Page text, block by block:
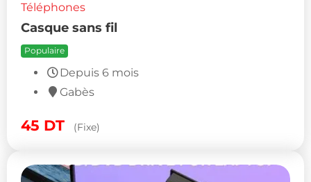
Téléphones
Casque sans fil
Populaire
Depuis 6 mois
Gabès
45 DT (Fixe)